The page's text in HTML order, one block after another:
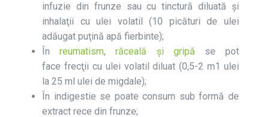
infuzie din frunze sau cu tinctură diluată şi
inhalaţii cu ulei volatil (10 picături de ulei
adăugat puţină apă fierbinte);
Înreumatism,răceală și gripă se pot
face frecţii cu ulei volatil diluat (0,5-2 m1 ulei
la 25 ml ulei de migdale);
În indigestie se poate consum sub formă de
extract rece din frunze;